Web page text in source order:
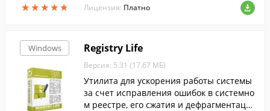
★★★★★
★★★★★ Лицензия: Платно
Windows Registry Life
Версия: 5.31 (17.67 МБ)
Утилита для ускорения работы системы
за счет исправления ошибок в системно
м реестре, его сжатия и дефрагментаци